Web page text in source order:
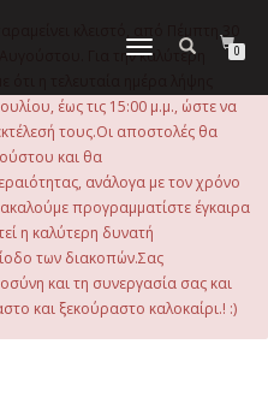
Εναλλαγή
0
κλειστό, από Πέμπτη 30
Για την καλύτερη
η τελευταία ημέρα λήψης
έως τις 15:00 μ.μ., ώστε να
τους.Οι αποστολές θα
και θα
ανάλογα με τον χρόνο
προγραμματίστε έγκαιρα
η καλύτερη δυνατή
των διακοπών.Σας
και τη συνεργασία σας και
και ξεκούραστο καλοκαίρι.! :)